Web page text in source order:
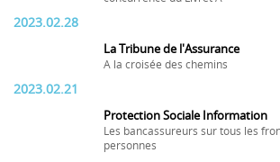
2023.02.28
La Tribune de l'Assurance
A la croisée des chemins
2023.02.21
Protection Sociale Information
Les bancassureurs sur tous les
personnes